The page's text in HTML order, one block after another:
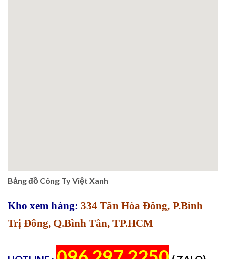
Bảng đồ Công Ty Việt Xanh
Kho xem hàng: 334 Tân Hòa Đông, P.Bình
Trị Đông, Q.Bình Tân, TP.HCM